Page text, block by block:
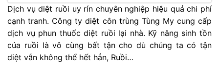
Dịch vụ diệt ruồi uy rín chuyên nghiệp hiệu quả chi phí
cạnh tranh. Công ty diệt côn trùng Tùng My cung cấp
dịch vụ phun thuốc diệt ruồi lại nhà. Kỹ năng sinh tồn
của ruồi là vô cùng bất tận cho dù chúng ta có tận
diệt vẫn không thể hết hẳn, Ruồi…